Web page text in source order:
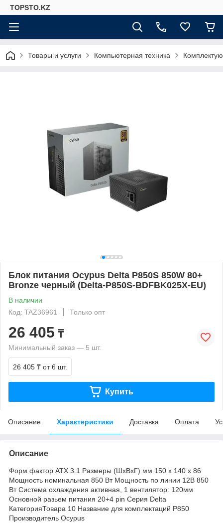
TOPSTO.KZ
Товары и услуги Компьютерная техника
Блок питания Ocypus Delta P850S 850W 80+
Bronze черный (Delta-P850S-BDFBK025X-EU)
В наличии
Код: TAZ36961
Только опт
26 405 ₸
Минимальный заказ — 5 шт.
26 405 ₸ от 6 шт.
Купить
Описание Характеристики Доставка Оплата
Описание
Форм фактор ATX 3.1 Размеры (ШхВхГ) мм 150 x 140 x 86
Мощность номинальная 850 Вт Мощность по линии 12В 850
Вт Система охлаждения активная, 1 вентилятор: 120мм
Основной разьем питания 20+4 pin Серия Delta
КатегорияТовара 10 Название для комплектаций P850
Производитель Ocypus